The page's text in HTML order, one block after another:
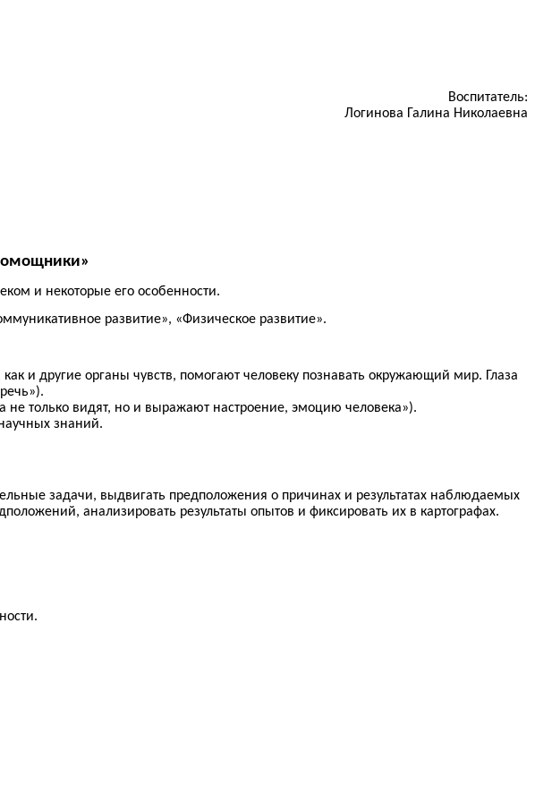
Воспитатель:
Логинова Галина Николаевна
и некоторые его особенности.
развитие», «Физическое развитие».
и другие органы чувств, помогают человеку познавать окружающий мир. Глаза
не только видят, но и выражают настроение, эмоцию человека»).
знаний.
задачи, выдвигать предположения о причинах и результатах наблюдаемых
анализировать результаты опытов и фиксировать их в картографах.